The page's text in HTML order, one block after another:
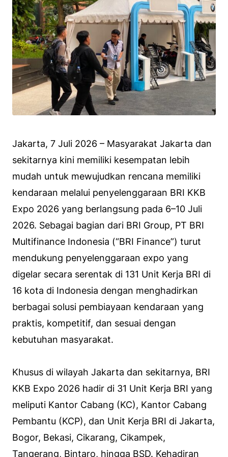
Jakarta, 7 Juli 2026 – Masyarakat Jakarta dan
sekitarnya kini memiliki kesempatan lebih
mudah untuk mewujudkan rencana memiliki
kendaraan melalui penyelenggaraan BRI KKB
Expo 2026 yang berlangsung pada 6–10 Juli
2026. Sebagai bagian dari BRI Group, PT BRI
Multifinance Indonesia (“BRI Finance”) turut
mendukung penyelenggaraan expo yang
digelar secara serentak di 131 Unit Kerja BRI di
16 kota di Indonesia dengan menghadirkan
berbagai solusi pembiayaan kendaraan yang
praktis, kompetitif, dan sesuai dengan
kebutuhan masyarakat.
Khusus di wilayah Jakarta dan sekitarnya, BRI
KKB Expo 2026 hadir di 31 Unit Kerja BRI yang
meliputi Kantor Cabang (KC), Kantor Cabang
Pembantu (KCP), dan Unit Kerja BRI di Jakarta,
Bogor, Bekasi, Cikarang, Cikampek,
Tangerang, Bintaro, hingga BSD. Kehadiran